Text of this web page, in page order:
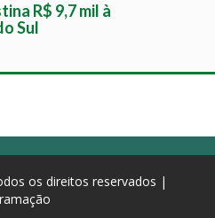
R$ 9,7 mil à
Sul
os direitos reservados |